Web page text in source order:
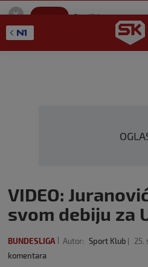
SportKlub
GET - On the Google Play
VIDEO:
svom debiju za
BUNDESLIGA Autor: Sport Klub 25.
komentara